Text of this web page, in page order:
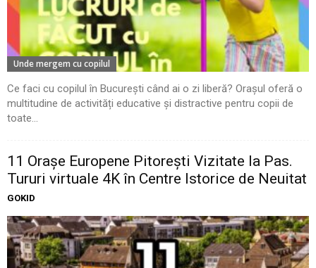
Unde mergem cu copilul
Ce faci cu copilul în București când ai o zi liberă? Orașul oferă o
multitudine de activități educative și distractive pentru copii de
toate...
11 Oraşe Europene Pitoreşti Vizitate la Pas.
Tururi virtuale 4K în Centre Istorice de Neuitat
GOKID